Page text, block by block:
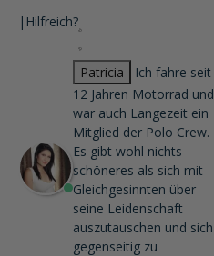
| Hilfreich?
Patricia
Ich fahre seit
12 Jahren Motorrad und
war auch Langezeit ein
Mitglied der Polo Crew.
Es gibt wohl nichts
schöneres als sich mit
Gleichgesinnten über
seine Leidenschaft
auszutauschen und sich
gegenseitig zu